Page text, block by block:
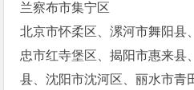
兰察布市集宁区
北京市怀柔区、漯河市舞阳县
忠市红寺堡区、揭阳市惠来县
县、沈阳市沈河区、丽水市青